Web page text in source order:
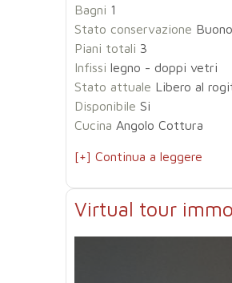
Bagni 1
Stato conservazione Buono
Piani totali 3
Infissi legno - doppi vetri
Stato attuale Libero al
Disponibile Si
Cucina Angolo Cottura
[+] Continua a leggere
Virtual tour